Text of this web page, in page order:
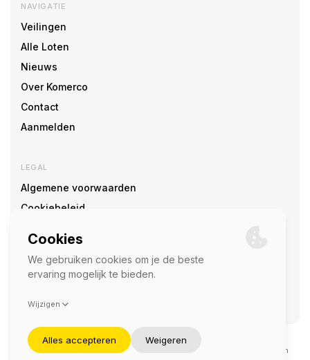
NAVIGATIE
Veilingen
Alle Loten
Nieuws
Over Komerco
Contact
Aanmelden
LEGAL
Algemene voorwaarden
Cookiebeleid
SOCIAL
©2026 — Komerco
Deze site wordt beschermd door reCAPTCHA en het
en